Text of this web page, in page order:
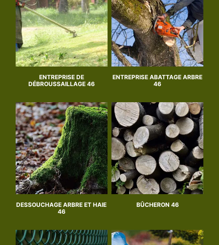
ENTREPRISE DE
DÉBROUSSAILLAGE 46
ENTREPRISE ABATTAGE ARBRE
46
DESSOUCHAGE ARBRE ET HAIE
46
BÛCHERON 46